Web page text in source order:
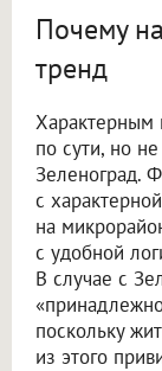
Почему
тренд
Характерным
по сути, но
Зеленоград.
с
на
с удобной
В случае с
поскольку
из этого